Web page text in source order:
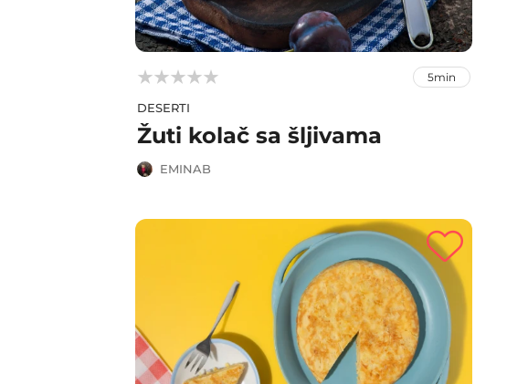


 5min
DESERTI
Žuti kolač sa šljivama
EMINAB